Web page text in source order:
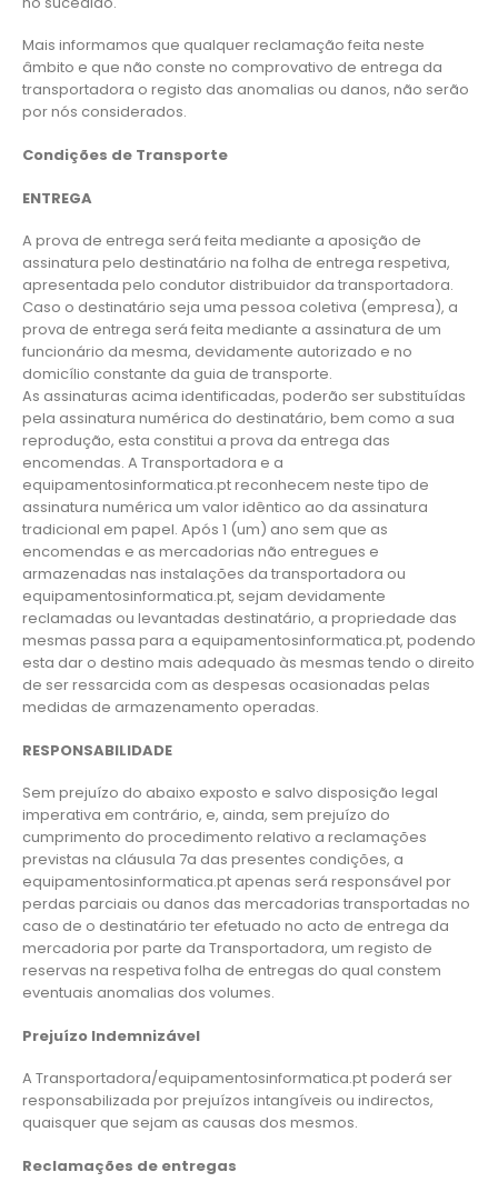
Mais informamos que qualquer reclamação feita neste
âmbito e que não conste no comprovativo de entrega da
transportadora o registo das anomalias ou danos, não serão
por nós considerados.
Condições de Transporte
ENTREGA
A prova de entrega será feita mediante a aposição de
assinatura pelo destinatário na folha de entrega respetiva,
apresentada pelo condutor distribuidor da transportadora.
Caso o destinatário seja uma pessoa coletiva (empresa), a
prova de entrega será feita mediante a assinatura de um
funcionário da mesma, devidamente autorizado e no
domicílio constante da guia de transporte.
As assinaturas acima identificadas, poderão ser substituídas
pela assinatura numérica do destinatário, bem como a sua
reprodução, esta constitui a prova da entrega das
encomendas. A Transportadora e a
equipamentosinformatica.pt reconhecem neste tipo de
assinatura numérica um valor idêntico ao da assinatura
tradicional em papel. Após 1 (um) ano sem que as
encomendas e as mercadorias não entregues e
armazenadas nas instalações da transportadora ou
equipamentosinformatica.pt, sejam devidamente
reclamadas ou levantadas destinatário, a propriedade das
mesmas passa para a equipamentosinformatica.pt, podendo
esta dar o destino mais adequado às mesmas tendo o direito
de ser ressarcida com as despesas ocasionadas pelas
medidas de armazenamento operadas.
RESPONSABILIDADE
Sem prejuízo do abaixo exposto e salvo disposição legal
imperativa em contrário, e, ainda, sem prejuízo do
cumprimento do procedimento relativo a reclamações
previstas na cláusula 7a das presentes condições, a
equipamentosinformatica.pt apenas será responsável por
perdas parciais ou danos das mercadorias transportadas no
caso de o destinatário ter efetuado no acto de entrega da
mercadoria por parte da Transportadora, um registo de
reservas na respetiva folha de entregas do qual constem
eventuais anomalias dos volumes.
Prejuízo Indemnizável
A Transportadora/equipamentosinformatica.pt poderá ser
responsabilizada por prejuízos intangíveis ou indirectos,
quaisquer que sejam as causas dos mesmos.
Reclamações de entregas